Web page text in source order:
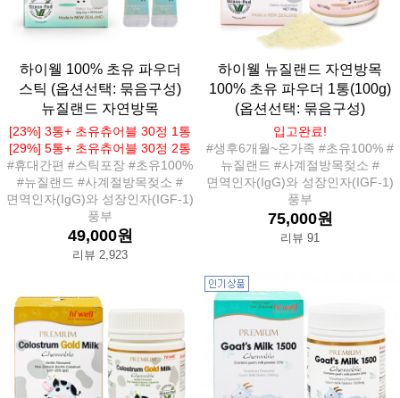
하이웰 100% 초유 파우더
스틱 (옵션선택: 묶음구성)
뉴질랜드 자연방목
[23%] 3통+ 초유츄어블 30정 1통
[29%] 5통+ 초유츄어블 30정 2통
#휴대간편 #스틱포장 #초유100%
#뉴질랜드 #사계절방목젖소 #
면역인자(IgG)와 성장인자(IGF-1)
풍부
49,000원
리뷰 2,923
하이웰 뉴질랜드 자연방목
100% 초유 파우더 1통(100g)
(옵션선택: 묶음구성)
입고완료!
#생후6개월~온가족 #초유100% #
뉴질랜드 #사계절방목젖소 #
면역인자(IgG)와 성장인자(IGF-1)
풍부
75,000원
리뷰 91